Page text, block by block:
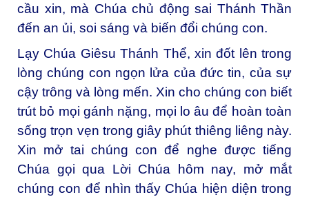
cầu xin, mà Chúa chủ động sai Thánh Thần
đến an ủi, soi sáng và biến đổi chúng con.
Lạy Chúa Giêsu Thánh Thể, xin đốt lên trong
lòng chúng con ngọn lửa của đức tin, của sự
cậy trông và lòng mến. Xin cho chúng con biết
trút bỏ mọi gánh nặng, mọi lo âu để hoàn toàn
sống trọn vẹn trong giây phút thiêng liêng này.
Xin mở tai chúng con để nghe được tiếng
Chúa gọi qua Lời Chúa hôm nay, mở mắt
chúng con để nhìn thấy Chúa hiện diện trong